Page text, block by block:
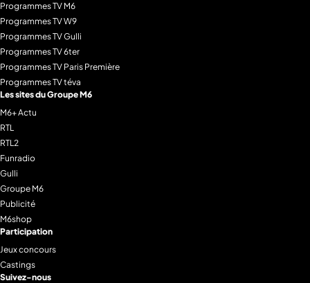
Programmes TV M6
Programmes TV W9
Programmes TV Gulli
Programmes TV 6ter
Programmes TV Paris Première
Programmes TV téva
Les sites du Groupe M6
M6+ Actu
RTL
RTL2
Funradio
Gulli
Groupe M6
Publicité
M6shop
Participation
Jeux concours
Castings
Suivez-nous